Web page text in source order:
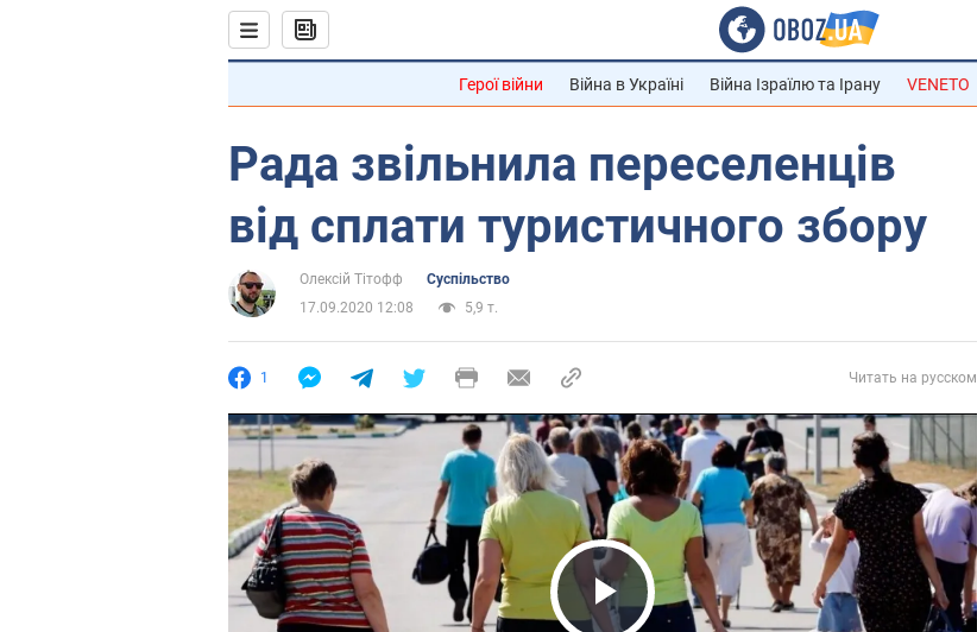
Герої війни Війна в Україні Війна Ізраїлю та Ірану VENETO
Рада звільнила переселенців
від сплати туристичного збору
Олексій Тітофф
Суспільство
17.09.2020 12:08
5,9 т.
1 Читать на русском